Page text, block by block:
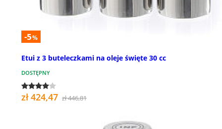
-5%
Etui z 3 buteleczkami na oleje święte 30 cc
DOSTĘPNY
zł 424,47 zł 446,81